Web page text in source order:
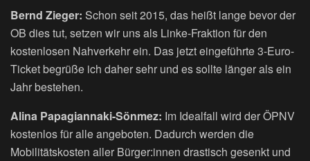
Bernd Zieger: Schon seit 2015, das heißt lange bevor der
OB dies tut, setzen wir uns als Linke-Fraktion für den
kostenlosen Nahverkehr ein. Das jetzt eingeführte 3-Euro-
Ticket begrüße ich daher sehr und es sollte länger als ein
Jahr bestehen.
Alina Papagiannaki-Sönmez: Im Idealfall wird der ÖPNV
kostenlos für alle angeboten. Dadurch werden die
Mobilitätskosten aller Bürger:innen drastisch gesenkt und